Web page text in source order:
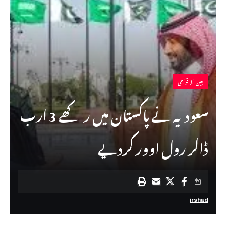
بین الاقوامی
سعودیہ نے پاکستان میں رکھے 3 ارب
ڈالر رول اوور کردیے
irshad